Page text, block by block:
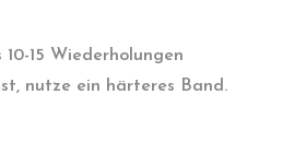
15 Wiederholungen
nutze ein härteres Band.